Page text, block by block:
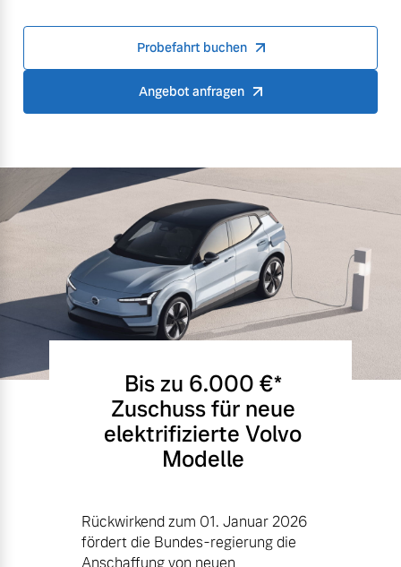
Probefahrt buchen
Angebot anfragen
Bis zu 6.000 €⁠*
Zuschuss für neue
elektrifizierte Volvo
Modelle
Rückwirkend zum 01. Januar 2026
fördert die Bundes-regierung die